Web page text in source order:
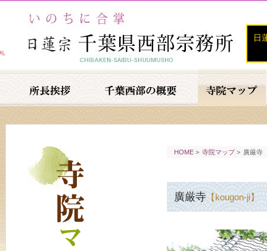
日
HOME > 寺院マップ> 廣厳寺
廣厳寺 【kougon-ji】